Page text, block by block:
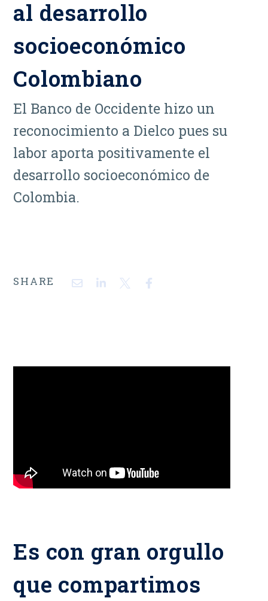
al desarrollo
socioeconómico
Colombiano
El Banco de Occidente hizo un
reconocimiento a Dielco pues su
labor aporta positivamente el
desarrollo socioeconómico de
Colombia.
SHARE
Es con gran orgullo
que compartimos